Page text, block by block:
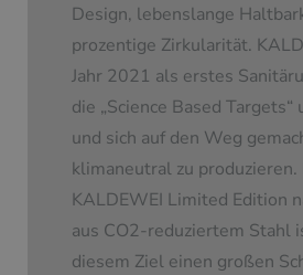
Design, lebenslange
prozentige Zirkularität.
Jahr 2021 als erstes
die „Science Based
und sich auf den Weg
klimaneutral zu
KALDEWEI Limited Edition
aus CO2-reduziertem Stahl
diesem Ziel einen großen